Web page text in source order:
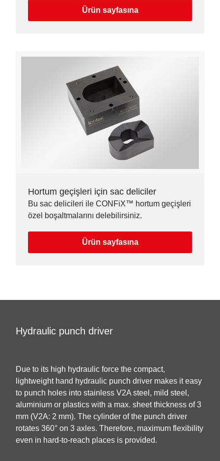
Ürün sayfasına
Hortum geçişleri için sac deliciler
Bu sac delicileri ile CONFiX™ hortum geçişleri
özel boşaltmalarını delebilirsiniz.
Ürün sayfasına
Hydraulic punch driver
Due to its high hydraulic force the compact,
lightweight hand hydraulic punch driver makes it easy
to punch holes into stainless V2A steel, mild steel,
aluminium or plastics with a max. sheet thickness of 3
mm (V2A: 2 mm). The cylinder of the punch driver
rotates 360° on 3 axles. Therefore, maximum flexibility
even in hard-to-reach places is provided.